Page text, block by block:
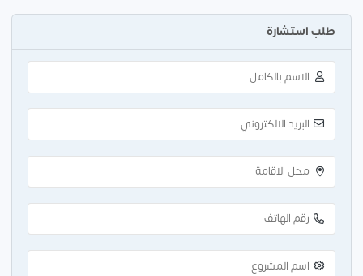
طلب استشارة